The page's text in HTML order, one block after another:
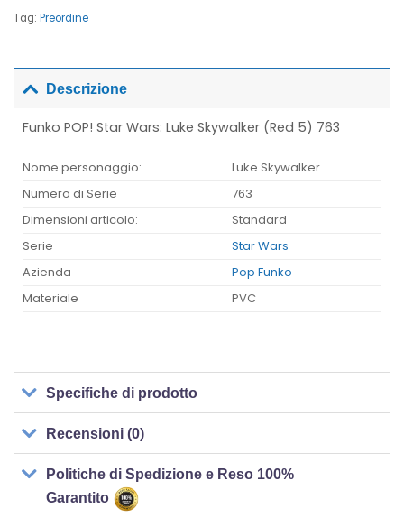
Tag: Preordine
Descrizione
Funko POP! Star Wars: Luke Skywalker (Red 5) 763
Nome personaggio:
Luke Skywalker
Numero di Serie
763
Dimensioni articolo:
Standard
Serie
Star Wars
Azienda
Pop Funko
Materiale
PVC
Specifiche di prodotto
Recensioni (0)
Politiche di Spedizione e Reso 100%
Garantito